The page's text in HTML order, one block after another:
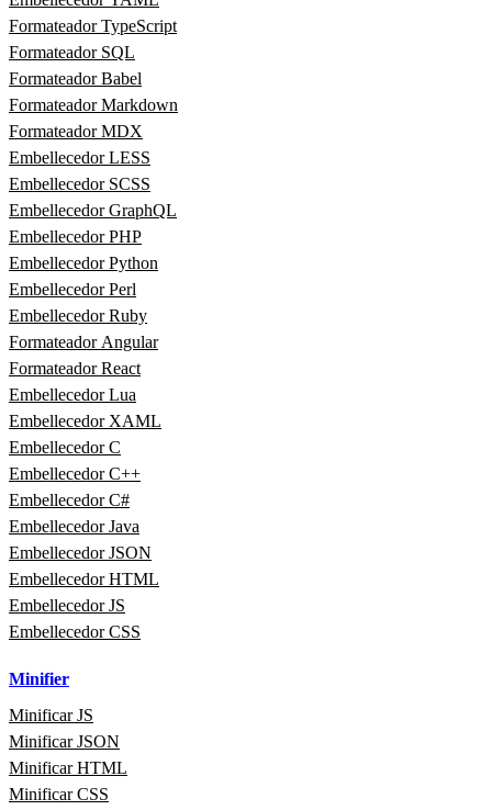
Formateador TypeScript
Formateador SQL
Formateador Babel
Formateador Markdown
Formateador MDX
Embellecedor LESS
Embellecedor SCSS
Embellecedor GraphQL
Embellecedor PHP
Embellecedor Python
Embellecedor Perl
Embellecedor Ruby
Formateador Angular
Formateador React
Embellecedor Lua
Embellecedor XAML
Embellecedor C
Embellecedor C++
Embellecedor C#
Embellecedor Java
Embellecedor JSON
Embellecedor HTML
Embellecedor JS
Embellecedor CSS
Minifier
Minificar JS
Minificar JSON
Minificar HTML
Minificar CSS